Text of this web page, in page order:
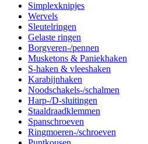
Simplexknipjes
Wervels
Sleutelringen
Gelaste ringen
Borgveren-/pennen
Musketons & Paniekhaken
S-haken & vleeshaken
Karabijnhaken
Noodschakels-/schalmen
Harp-/D-sluitingen
Staaldraadklemmen
Spanschroeven
Ringmoeren-/schroeven